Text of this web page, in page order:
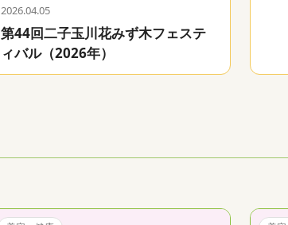
2026.04.05
第44回二子玉川花みず木フェステ
ィバル（2026年）